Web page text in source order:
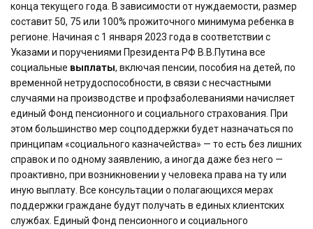
конца текущего года. В зависимости от нуждаемости, размер
составит 50, 75 или 100% прожиточного минимума ребенка в
регионе. Начиная с 1 января 2023 года в соответствии с
Указами и поручениями Президента РФ В.В.Путина все
социальные выплаты, включая пенсии, пособия на детей, по
временной нетрудоспособности, в связи с несчастными
случаями на производстве и профзаболеваниями начисляет
единый Фонд пенсионного и социального страхования. При
этом большинство мер соцподдержки будет назначаться по
принципам «социального казначейства» — то есть без лишних
справок и по одному заявлению, а иногда даже без него —
проактивно, при возникновении у человека права на ту или
иную выплату. Все консультации о полагающихся мерах
поддержки граждане будут получать в единых клиентских
службах. Единый Фонд пенсионного и социального